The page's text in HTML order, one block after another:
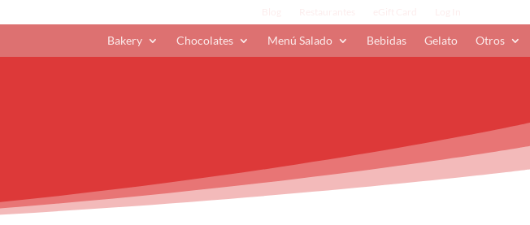
Bakery Chocolates Menú Salado Bebidas Gelato Otros